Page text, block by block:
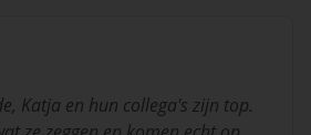
Katja en hun collega's zijn top.